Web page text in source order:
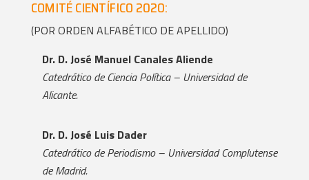
COMITÉ CIENTÍFICO 2020:
(POR ORDEN ALFABÉTICO DE APELLIDO)
Dr. D. José Manuel Canales Aliende
Catedrático de Ciencia Política – Universidad de
Alicante.
Dr. D. José Luis Dader
Catedrático de Periodismo – Universidad Complutense
de Madrid.